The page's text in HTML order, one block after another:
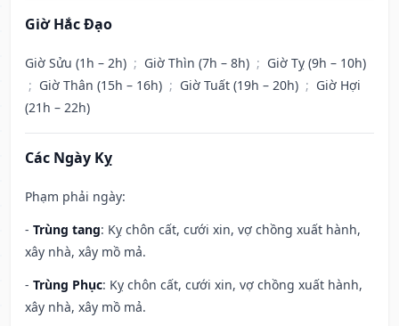
Giờ Hắc Đạo
Giờ Sửu (1h – 2h) ; Giờ Thìn (7h – 8h) ; Giờ Tỵ (9h – 10h)
; Giờ Thân (15h – 16h) ; Giờ Tuất (19h – 20h) ; Giờ Hợi
(21h – 22h)
Các Ngày Kỵ
Phạm phải ngày:
- Trùng tang: Kỵ chôn cất, cưới xin, vợ chồng xuất hành,
xây nhà, xây mồ mả.
- Trùng Phục: Kỵ chôn cất, cưới xin, vợ chồng xuất hành,
xây nhà, xây mồ mả.